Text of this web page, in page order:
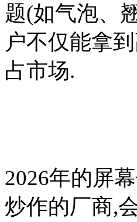
题(如气泡、
户不仅能拿
占市场.
2026年的屏
炒作的厂商,